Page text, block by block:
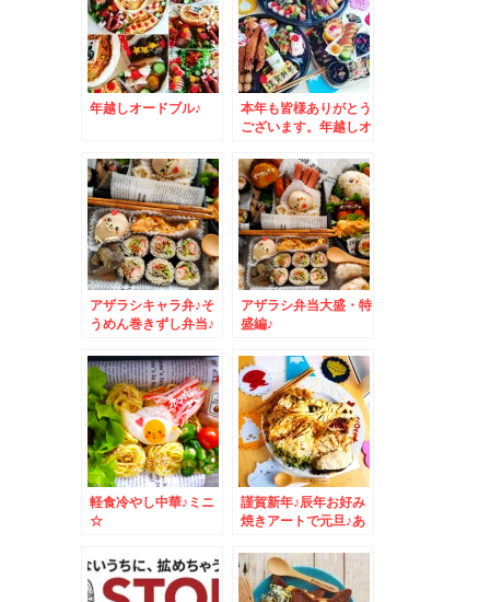
´艸｀)
年越しオードブル♪
本年も皆様ありがとう
ございます。年越しオ
アザラシキャラ弁♪そ
うめん巻きずし弁当♪
アザラシ弁当大盛・特
盛編♪
軽食冷やし中華♪ミニ
☆
謹賀新年♪辰年お好み
焼きアートで元旦♪あ
ざいます！！